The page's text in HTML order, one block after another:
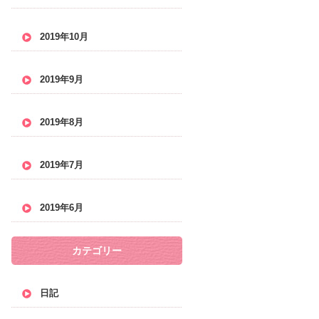
2019年10月
2019年9月
2019年8月
2019年7月
2019年6月
カテゴリー
日記